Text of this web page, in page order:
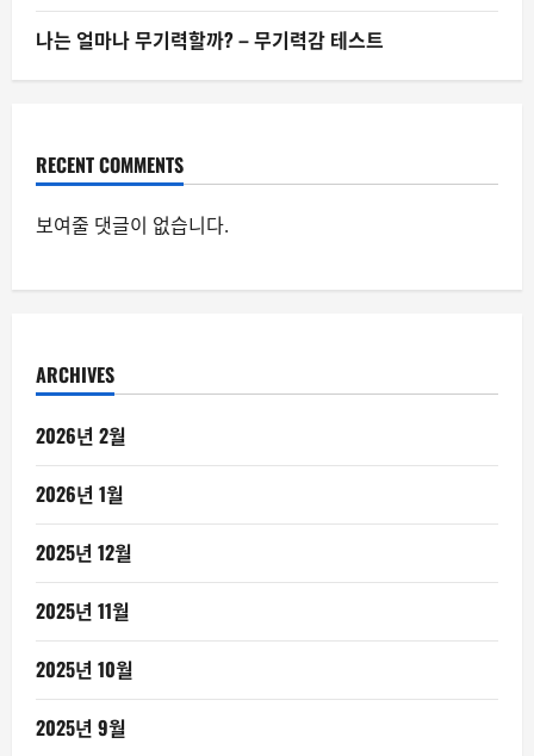
나는 얼마나 무기력할까? – 무기력감 테스트
RECENT COMMENTS
보여줄 댓글이 없습니다.
ARCHIVES
2026년 2월
2026년 1월
2025년 12월
2025년 11월
2025년 10월
2025년 9월